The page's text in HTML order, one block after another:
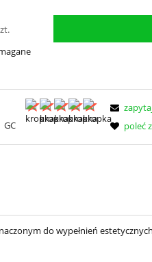
GC
poleć
do wypełnień